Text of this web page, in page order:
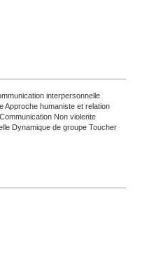
interpersonnelle
Approche humaniste et relation
Non violente
Dynamique de groupe Toucher